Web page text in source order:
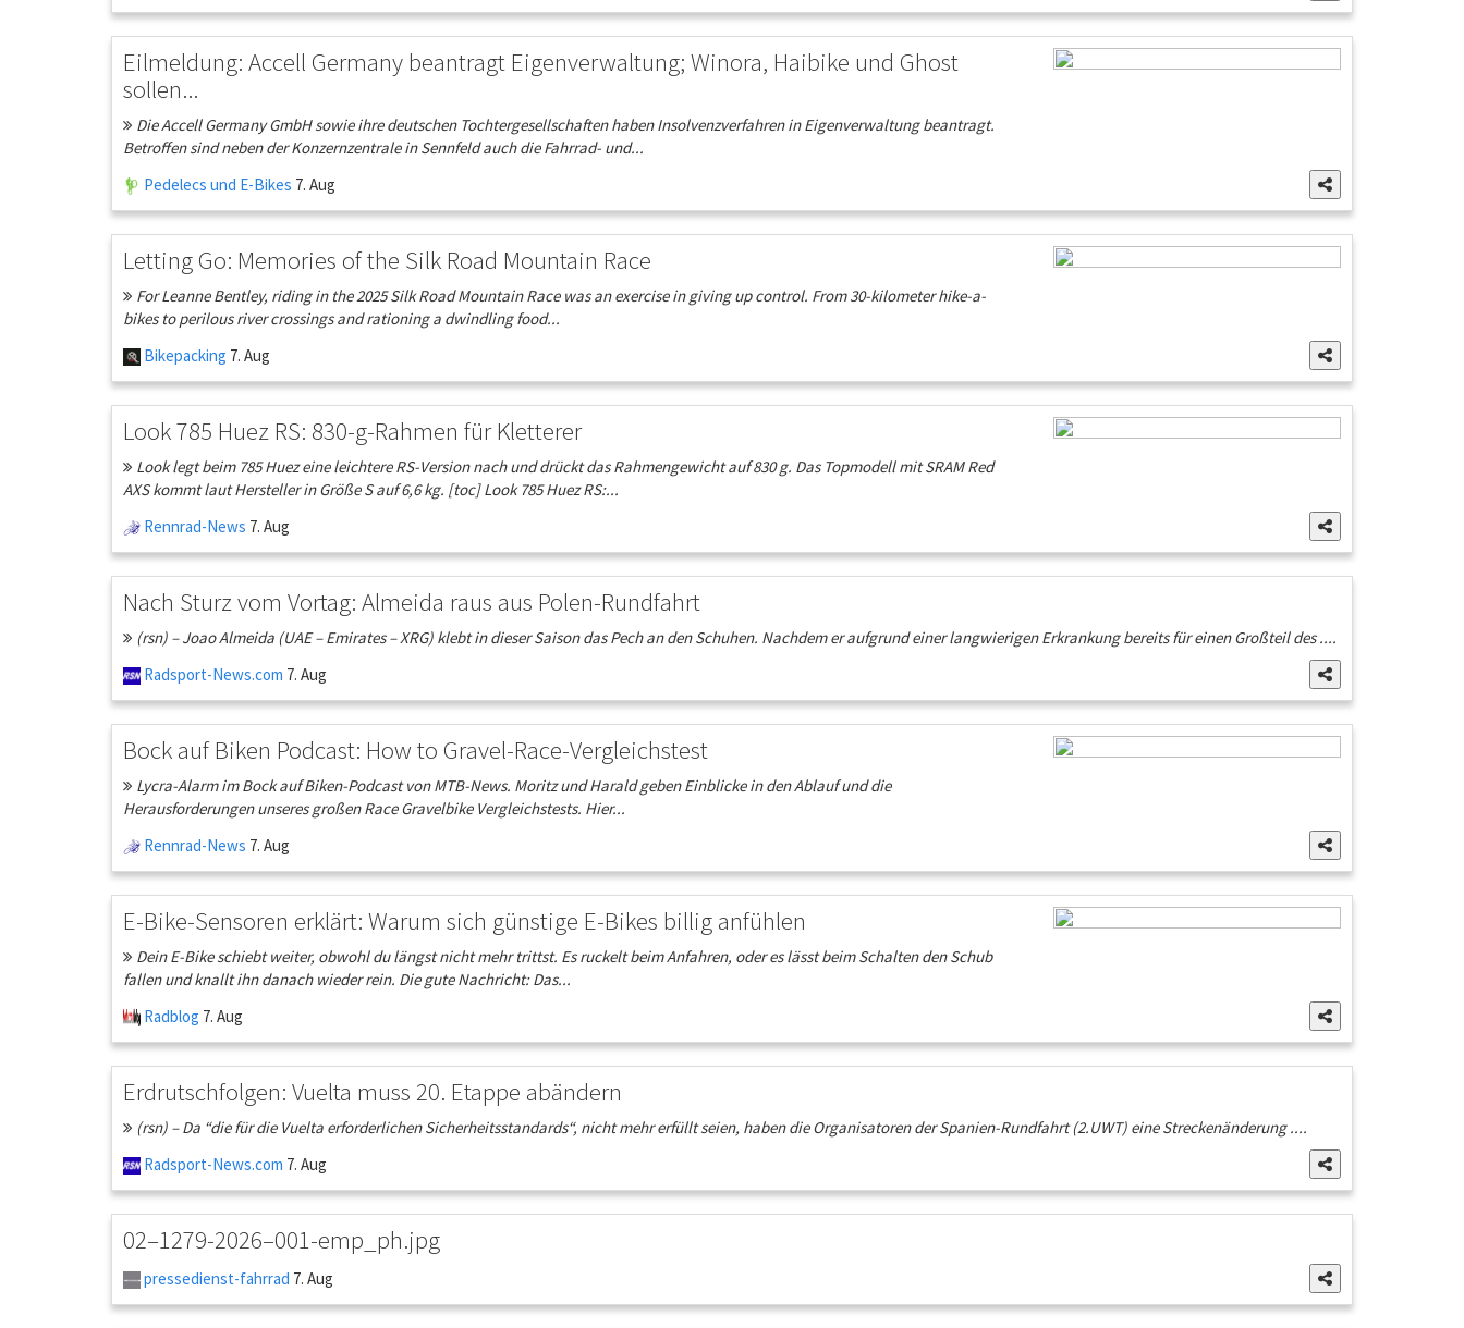
Eilmeldung: Accell Germany beantragt Eigenverwaltung; Winora, Haibike und Ghost
sollen...
Die Accell Germany GmbH sowie ihre deutschen Tochtergesellschaften haben Insolvenzverfahren in Eigenverwaltung beantragt.
Betroffen sind neben der Konzernzentrale in Sennfeld auch die Fahrrad- und...
Pedelecs und E-Bikes 7. Aug
Letting Go: Memories of the Silk Road Mountain Race
For Leanne Bentley, riding in the 2025 Silk Road Mountain Race was an exercise in giving up control. From 30-kilometer hike-a-
bikes to perilous river crossings and rationing a dwindling food...
Bikepacking 7. Aug
Look 785 Huez RS: 830-g-Rahmen für Kletterer
Look legt beim 785 Huez eine leichtere RS-Version nach und drückt das Rahmengewicht auf 830 g. Das Topmodell mit SRAM Red
AXS kommt laut Hersteller in Größe S auf 6,6 kg. [toc] Look 785 Huez RS:...
Rennrad-News 7. Aug
Nach Sturz vom Vortag: Almeida raus aus Polen-Rundfahrt
(rsn) – Joao Almeida (UAE – Emirates – XRG) klebt in dieser Saison das Pech an den Schuhen. Nachdem er aufgrund einer langwierigen Erkrankung bereits für einen Großteil des ....
Radsport-News.com 7. Aug
Bock auf Biken Podcast: How to Gravel-Race-Vergleichstest
Lycra-Alarm im Bock auf Biken-Podcast von MTB-News. Moritz und Harald geben Einblicke in den Ablauf und die
Herausforderungen unseres großen Race Gravelbike Vergleichstests. Hier...
Rennrad-News 7. Aug
E-Bike-Sensoren erklärt: Warum sich günstige E-Bikes billig anfühlen
Dein E-Bike schiebt weiter, obwohl du längst nicht mehr trittst. Es ruckelt beim Anfahren, oder es lässt beim Schalten den Schub
fallen und knallt ihn danach wieder rein. Die gute Nachricht: Das...
Radblog 7. Aug
Erdrutschfolgen: Vuelta muss 20. Etappe abändern
(rsn) – Da “die für die Vuelta erforderlichen Sicherheitsstandards“, nicht mehr erfüllt seien, haben die Organisatoren der Spanien-Rundfahrt (2.UWT) eine Streckenänderung ....
Radsport-News.com 7. Aug
02–1279-2026–001-emp_ph.jpg
pressedienst-fahrrad 7. Aug